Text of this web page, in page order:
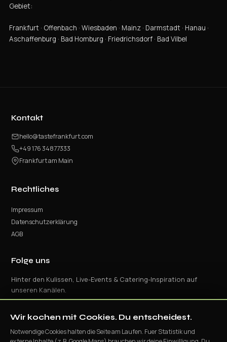
Gebiet:
Frankfurt · Offenbach · Wiesbaden · Mainz · Darmstadt · Hanau ·
Aschaffenburg · Bad Homburg · Friedrichsdorf · Bad Vilbel
Kontakt
hello@tastefrankfurt.com
+49 176 34877333
Frankfurt am Main
Rechtliches
Impressum
Datenschutzerklärung
AGB
Folge uns
Hinter den Kulissen, Live-Events & Catering-Inspiration auf
unseren Kanälen.
Wir kochen mit Cookies. Du entscheidest.
Notwendige Cookies halten die Seite am Laufen. Fuer Statistik und